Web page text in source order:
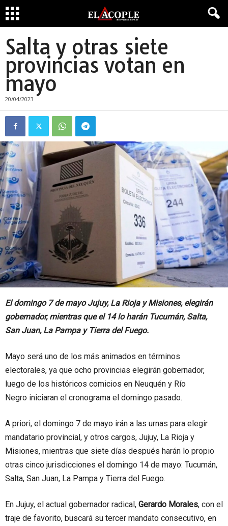
Salta y otras siete
provincias votan en
mayo
20/04/2023
El domingo 7 de mayo Jujuy, La Rioja y Misiones, elegirán
gobernador, mientras que el 14 lo harán Tucumán, Salta,
San Juan, La Pampa y Tierra del Fuego.
Mayo será uno de los más animados en términos
electorales, ya que ocho provincias elegirán gobernador,
luego de los históricos comicios en Neuquén y Río
Negro iniciaran el cronograma el domingo pasado.
A priori, el domingo 7 de mayo irán a las urnas para elegir
mandatario provincial, y otros cargos, Jujuy, La Rioja y
Misiones, mientras que siete días después harán lo propio
otras cinco jurisdicciones el domingo 14 de mayo: Tucumán,
Salta, San Juan, La Pampa y Tierra del Fuego.
En Jujuy, el actual gobernador radical, Gerardo Morales, con el
traje de favorito, buscará su tercer mandato consecutivo, en